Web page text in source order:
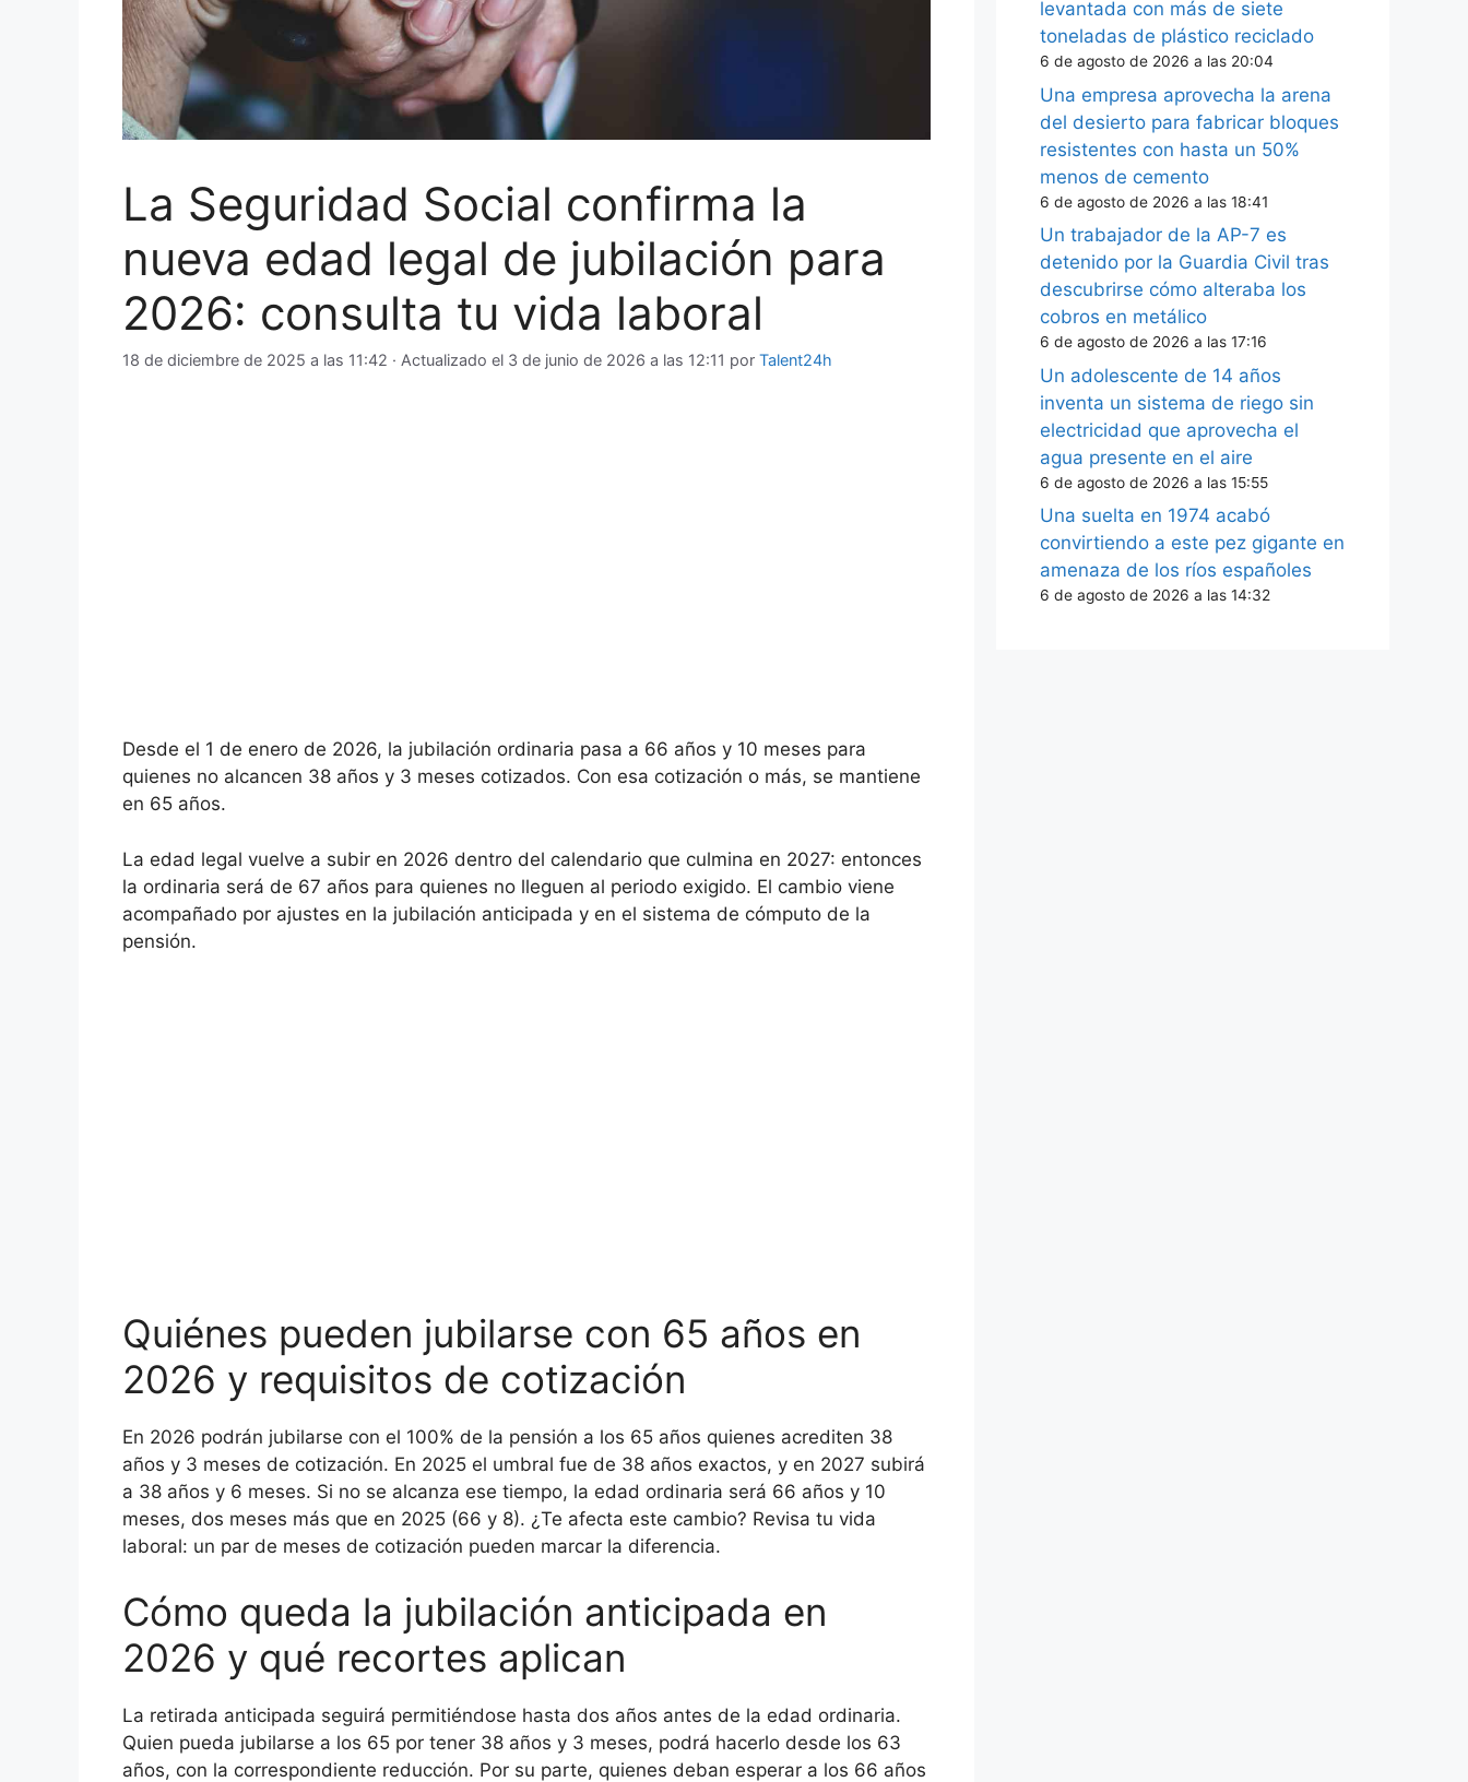
La Seguridad Social confirma la
nueva edad legal de jubilación para
2026: consulta tu vida laboral
18 de diciembre de 2025 a las 11:42 · Actualizado el 3 de junio de 2026 a las 12:11 por Talent24h
Desde el 1 de enero de 2026, la jubilación ordinaria pasa a 66 años y 10 meses para
quienes no alcancen 38 años y 3 meses cotizados. Con esa cotización o más, se mantiene
en 65 años.
La edad legal vuelve a subir en 2026 dentro del calendario que culmina en 2027: entonces
la ordinaria será de 67 años para quienes no lleguen al periodo exigido. El cambio viene
acompañado por ajustes en la jubilación anticipada y en el sistema de cómputo de la
pensión.
Quiénes pueden jubilarse con 65 años en
2026 y requisitos de cotización
En 2026 podrán jubilarse con el 100% de la pensión a los 65 años quienes acrediten 38
años y 3 meses de cotización. En 2025 el umbral fue de 38 años exactos, y en 2027 subirá
a 38 años y 6 meses. Si no se alcanza ese tiempo, la edad ordinaria será 66 años y 10
meses, dos meses más que en 2025 (66 y 8). ¿Te afecta este cambio? Revisa tu vida
laboral: un par de meses de cotización pueden marcar la diferencia.
Cómo queda la jubilación anticipada en
2026 y qué recortes aplican
La retirada anticipada seguirá permitiéndose hasta dos años antes de la edad ordinaria.
Quien pueda jubilarse a los 65 por tener 38 años y 3 meses, podrá hacerlo desde los 63
años, con la correspondiente reducción. Por su parte, quienes deban esperar a los 66 años
levantada con más de siete
toneladas de plástico reciclado
6 de agosto de 2026 a las 20:04
Una empresa aprovecha la arena
del desierto para fabricar bloques
resistentes con hasta un 50%
menos de cemento
6 de agosto de 2026 a las 18:41
Un trabajador de la AP-7 es
detenido por la Guardia Civil tras
descubrirse cómo alteraba los
cobros en metálico
6 de agosto de 2026 a las 17:16
Un adolescente de 14 años
inventa un sistema de riego sin
electricidad que aprovecha el
agua presente en el aire
6 de agosto de 2026 a las 15:55
Una suelta en 1974 acabó
convirtiendo a este pez gigante en
amenaza de los ríos españoles
6 de agosto de 2026 a las 14:32